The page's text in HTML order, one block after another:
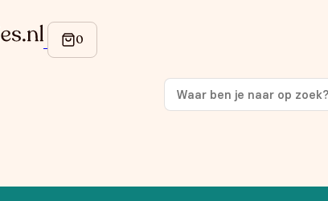
op je eerste aankoop!